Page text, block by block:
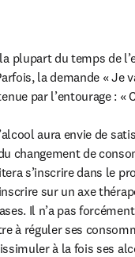
plupart du temps de
la demande « Je
par l’entourage : «
aura envie de
changement de
s’inscrire dans le
sur un axe
Il n’a pas
à réguler ses
à la fois ses